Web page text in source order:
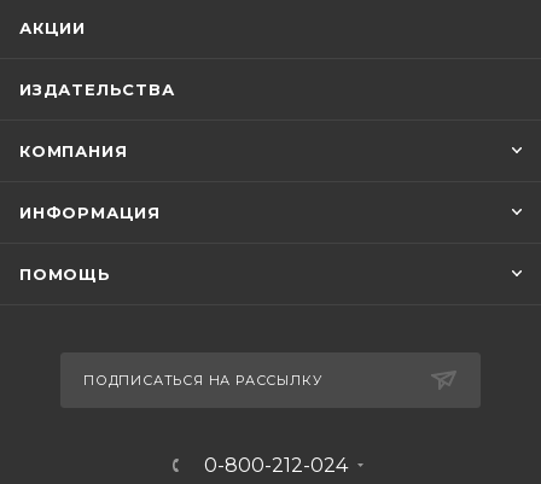
АКЦИИ
ИЗДАТЕЛЬСТВА
КОМПАНИЯ
ИНФОРМАЦИЯ
ПОМОЩЬ
ПОДПИСАТЬСЯ НА РАССЫЛКУ
0-800-212-024